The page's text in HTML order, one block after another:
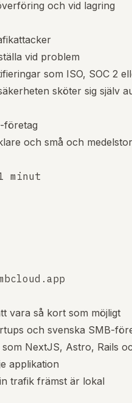
och vid lagring
vid problem
som ISO, SOC 2
sköter sig själv
företag
och små och
minut
vara så kort som möjligt
och svenska SMB-
NextJS, Astro, Rails
applikation
trafik främst är lokal